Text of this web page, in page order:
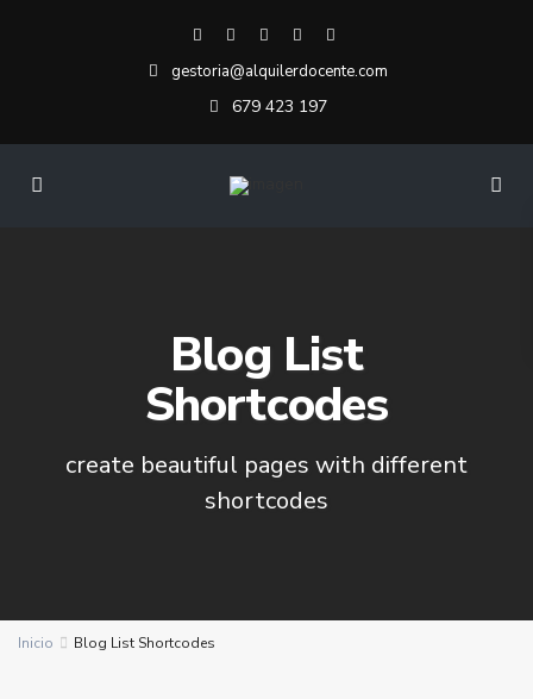
gestoria@alquilerdocente.com
679 423 197
Blog List
Shortcodes
create beautiful pages with different
shortcodes
Inicio Blog List Shortcodes